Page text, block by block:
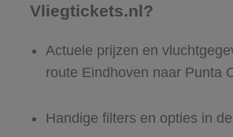
Vliegtickets.nl?
Actuele prijzen en
route Eindhoven naar Punta
Handige filters en opties in